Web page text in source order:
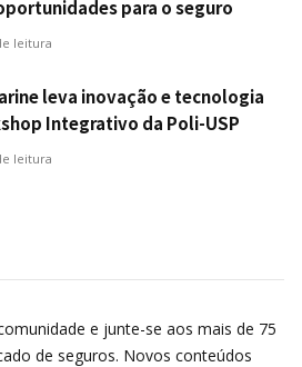
para o seguro
leitura
leva inovação e tecnologia
Integrativo da Poli-USP
leitura
e junte-se aos mais de 75
de seguros. Novos conteúdos